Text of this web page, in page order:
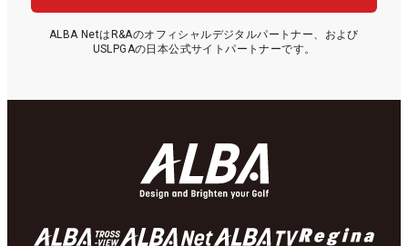
ALBA NetはR&Aのオフィシャルデジタルパートナー、および
USLPGAの日本公式サイトパートナーです。